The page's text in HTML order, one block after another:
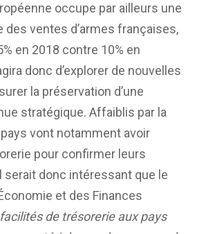
occupe par ailleurs une
des ventes d’armes françaises,
en 2018 contre 10% en
donc d’explorer de nouvelles
la préservation d’une
stratégique. Affaiblis par la
vont notamment avoir
pour confirmer leurs
serait donc intéressant que le
et des Finances
de trésorerie aux pays